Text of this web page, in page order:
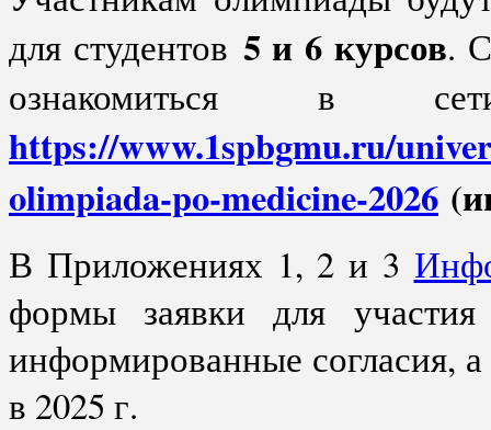
для студентов 5 и 6 курсов.
ознакомиться в
https://www.1spbgmu.ru/
olimpiada-po-medicine-2026
В Приложениях 1, 2 и 3
формы заявки для
информированные согласия,
в 2025 г.